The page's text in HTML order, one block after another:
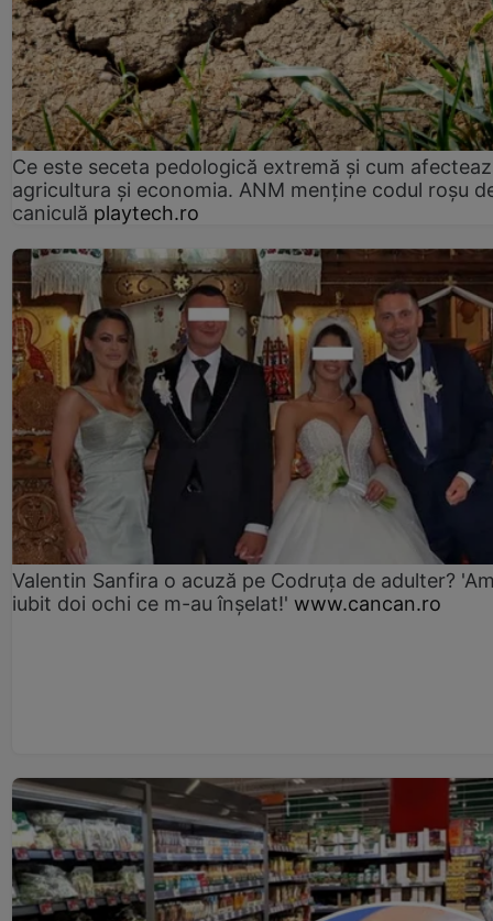
Ce este seceta pedologică extremă și cum
agricultura și economia. ANM menține codul roșu
caniculă playtech.ro
Valentin Sanfira o acuză pe Codruța de adulter?
iubit doi ochi ce m-au înșelat!' www.cancan.ro